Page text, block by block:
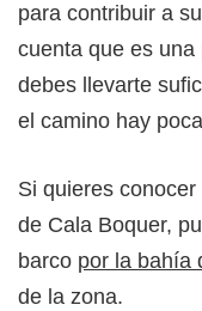
para contribuir a
cuenta que es
debes llevarte
el camino hay
Si quieres
de Cala Boquer,
barco por la bahía
de la zona.